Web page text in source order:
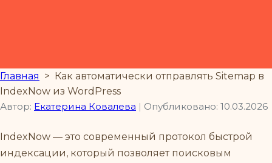
Главная >
Как автоматически отправлять Sitemap в
IndexNow из WordPress
Автор: Екатерина Ковалева | Опубликовано: 10.03.2026
IndexNow — это современный протокол быстрой
индексации, который позволяет поисковым